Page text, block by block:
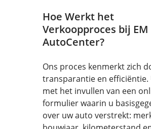
Hoe Werkt het
Verkoopproces bij EM
AutoCenter?
Ons proces kenmerkt zich
transparantie en efficiëntie.
met het invullen van een
formulier waarin u
over uw auto verstrekt: